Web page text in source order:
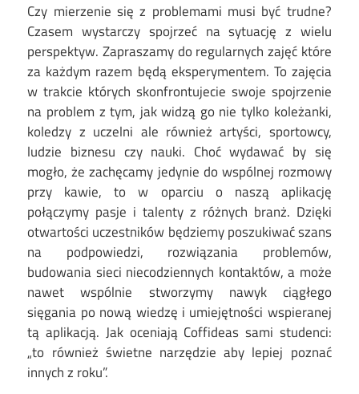
Czy mierzenie się z problemami musi być trudne?
Czasem wystarczy spojrzeć na sytuację z wielu
perspektyw. Zapraszamy do regularnych zajęć które
za każdym razem będą eksperymentem. To zajęcia
w trakcie których skonfrontujecie swoje spojrzenie
na problem z tym, jak widzą go nie tylko koleżanki,
koledzy z uczelni ale również artyści, sportowcy,
ludzie biznesu czy nauki. Choć wydawać by się
mogło, że zachęcamy jedynie do wspólnej rozmowy
przy kawie, to w oparciu o naszą aplikację
połączymy pasje i talenty z różnych branż. Dzięki
otwartości uczestników będziemy poszukiwać szans
na podpowiedzi, rozwiązania problemów,
budowania sieci niecodziennych kontaktów, a może
nawet wspólnie stworzymy nawyk ciągłego
sięgania po nową wiedzę i umiejętności wspieranej
tą aplikacją. Jak oceniają Coffideas sami studenci:
„to również świetne narzędzie aby lepiej poznać
innych z roku”.